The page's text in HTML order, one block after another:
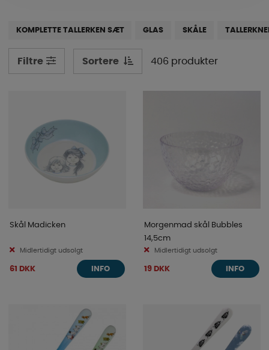
KOMPLETTE TALLERKEN SÆT GLAS SKÅLE
Filtre Sortere 406 produkter
Skål Madicken
Midlertidigt udsolgt
61 DKK INFO
Morgenmad skål Bubbles
14,5cm
Midlertidigt udsolgt
19 DKK INFO